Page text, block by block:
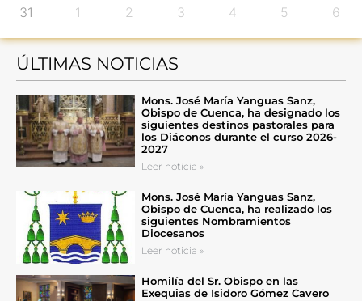
31 1 2 3 4 5 6
ÚLTIMAS NOTICIAS
Mons. José María Yanguas Sanz,
Obispo de Cuenca, ha designado los
siguientes destinos pastorales para
los Diáconos durante el curso 2026-
2027
Leer noticia »
Mons. José María Yanguas Sanz,
Obispo de Cuenca, ha realizado los
siguientes Nombramientos
Diocesanos
Leer noticia »
Homilía del Sr. Obispo en las
Exequias de Isidoro Gómez Cavero